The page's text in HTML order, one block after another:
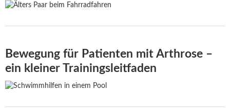
Bewegung für Patienten mit Arthrose –
ein kleiner Trainingsleitfaden